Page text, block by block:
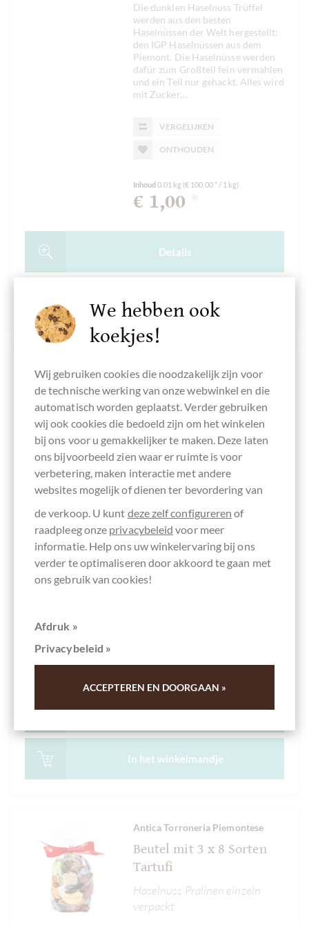
Die dunklen Haselnuss Trüffel
werden aus den besten
Haselnüssen der Welt hergestellt:
den IGP Haselnüssen aus dem
Piemont. Die Haselnüsse werden
dafür zum Großteil fein vermahlen
und ein Teil nur gehackt. Alles wird
mit Zucker,...
Details
In het winkelmandje
Inhoud0.01 kg (€ 100,00 * / 1 kg)
€ 1,00
VERGELIJKEN
ONTHOUDEN
Tartufo al Cappuccino
weiße Haselnusstrüffel
aus dem Piemont 1 Stück
Diese weißen Trüffel al
Cappuccino werden
aus Haselnüssen hergestellt. Die
berühmten IGP Haselnüsse
werden von der Schale befreit,
geschält und geröstet. Im
Anschluss werden sie mit weisser
Schokolade und...
Details
In het winkelmandje
€ 1,00*
Antica Torroneria Piemontese
Beutel mit 3 x 8 Sorten
Tartufi
Haselnuss Pralinen einzeln
verpackt
We hebben ook
koekjes!
Wij gebruiken cookies die noodzakelijk zijn voor
de technische werking van onze webwinkel en die
automatisch worden geplaatst. Verder gebruiken
wij ook cookies die bedoeld zijn om het winkelen
bij ons voor u gemakkelijker te maken. Deze laten
ons bijvoorbeeld zien waar er ruimte is voor
verbetering, maken interactie met andere
websites mogelijk of dienen ter bevordering van
de verkoop. U kunt deze zelf configureren of
raadpleeg onze privacybeleid voor meer
informatie. Help ons uw winkelervaring bij ons
verder te optimaliseren door akkoord te gaan met
ons gebruik van cookies!
Afdruk »
Privacybeleid »
ACCEPTEREN EN DOORGAAN »